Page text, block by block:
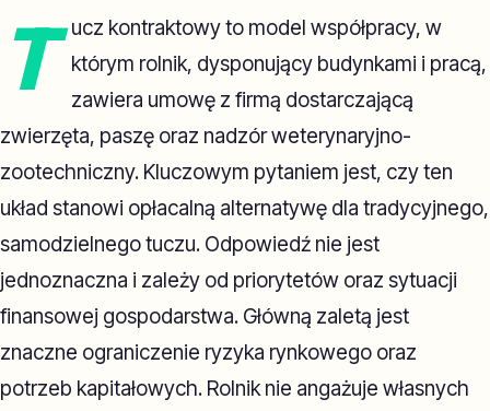
T
ucz kontraktowy to model współpracy, w
którym rolnik, dysponujący budynkami i pracą,
zawiera umowę z firmą dostarczającą
zwierzęta, paszę oraz nadzór weterynaryjno-
zootechniczny. Kluczowym pytaniem jest, czy ten
układ stanowi opłacalną alternatywę dla tradycyjnego,
samodzielnego tuczu. Odpowiedź nie jest
jednoznaczna i zależy od priorytetów oraz sytuacji
finansowej gospodarstwa. Główną zaletą jest
znaczne ograniczenie ryzyka rynkowego oraz
potrzeb kapitałowych. Rolnik nie angażuje własnych